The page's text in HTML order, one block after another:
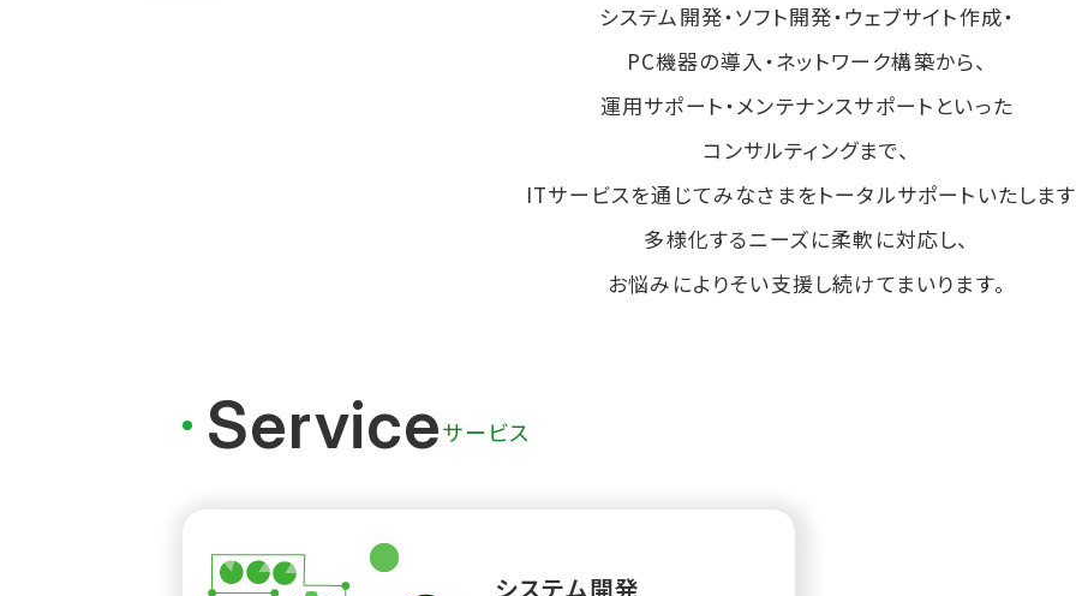
システム開発・ソフト開発・ウェブサイト作成・
PC機器の導入・ネットワーク構築から、
運用サポート・メンテナンスサポートといった
コンサルティングまで、
ITサービスを通じてみなさまをトータルサポートいたします
多様化するニーズに柔軟に対応し、
お悩みによりそい支援し続けてまいります。
Serviceサービス
システム開発